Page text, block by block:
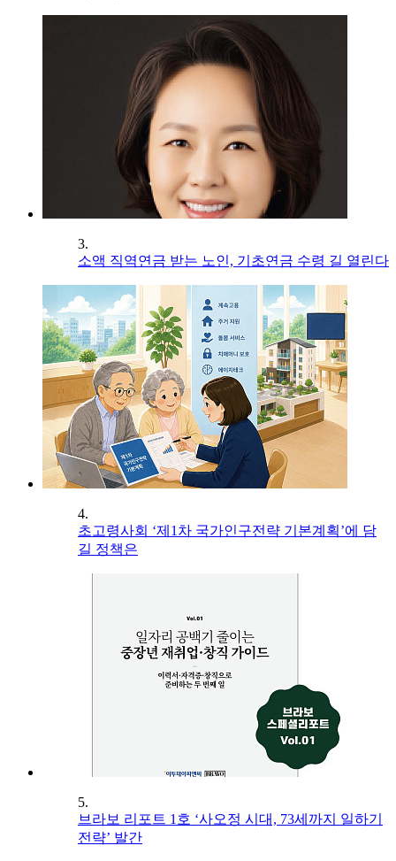
3.
소액 직역연금 받는 노인, 기초연금 수령 길 열린다
4.
초고령사회 ‘제1차 국가인구전략 기본계획’에 담
길 정책은
5.
브라보 리포트 1호 ‘사오정 시대, 73세까지 일하기
전략’ 발간